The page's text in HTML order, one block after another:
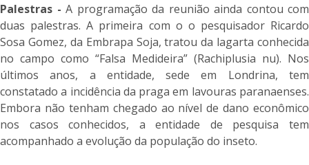
Palestras - A programação da reunião ainda contou com
duas palestras. A primeira com o o pesquisador Ricardo
Sosa Gomez, da Embrapa Soja, tratou da lagarta conhecida
no campo como “Falsa Medideira” (Rachiplusia nu). Nos
últimos anos, a entidade, sede em Londrina, tem
constatado a incidência da praga em lavouras paranaenses.
Embora não tenham chegado ao nível de dano econômico
nos casos conhecidos, a entidade de pesquisa tem
acompanhado a evolução da população do inseto.